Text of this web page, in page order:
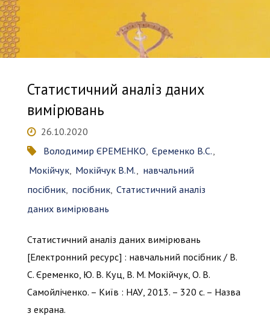
фарфорових
Статистичний аналіз даних
вимірювань
26.10.2020
Володимир ЄРЕМЕНКО Єременко В.С.
Мокійчук Мокійчук В.М.
навчальний
посібник, посібник Статистичний аналіз
даних вимірювань
Статистичний аналіз даних вимірювань
[Електронний ресурс] : навчальний посібник / В.
С. Єременко, Ю. В. Куц, В. М. Мокійчук, О. В.
Самойліченко. – Київ : НАУ, 2013. – 320 с. – Назва
з екрана.